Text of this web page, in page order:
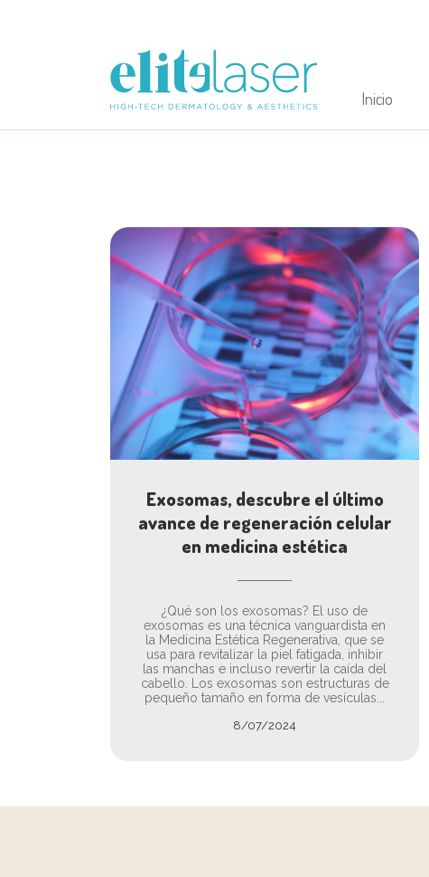
Inicio
Exosomas, descubre el último
avance de regeneración celular
en medicina estética
¿Qué son los exosomas? El uso de
exosomas es una técnica vanguardista en
la Medicina Estética Regenerativa, que se
usa para revitalizar la piel fatigada, inhibir
las manchas e incluso revertir la caída del
cabello. Los exosomas son estructuras de
pequeño tamaño en forma de vesículas...
8/07/2024